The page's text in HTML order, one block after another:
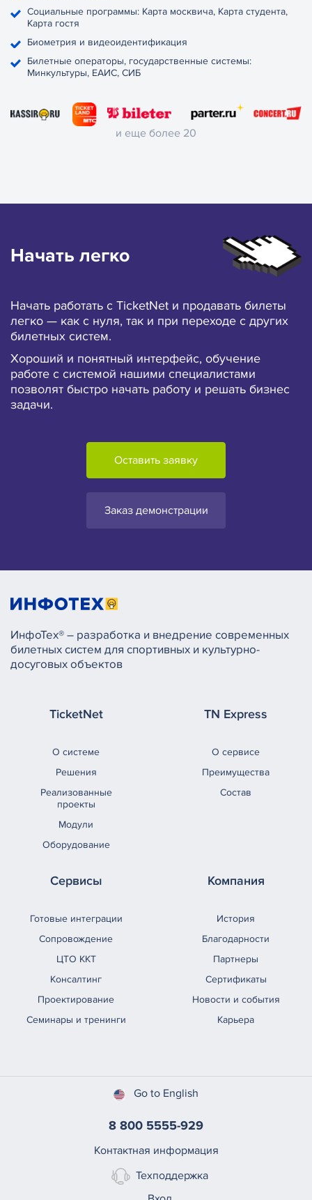
Социальные программы: Карта москвича, Карта студента,
Карта гостя
Биометрия и видеоидентификация
Билетные операторы, государственные системы:
Минкультуры, ЕАИС, СИБ
и еще более 20
Начать легко
Начать работать с TicketNet и продавать билеты
легко — как с нуля, так и при переходе с других
билетных систем.
Хороший и понятный интерфейс, обучение
работе с системой нашими специалистами
позволят быстро начать работу и решать бизнес
задачи.
Оставить заявку
Заказ демонстрации
ИнфоТех® – разработка и внедрение современных
билетных систем для спортивных и культурно-
досуговых объектов
TicketNet
О системе
Решения
Реализованные
проекты
Модули
Оборудование
TN Express
О сервисе
Преимущества
Состав
Сервисы
Готовые интеграции
Сопровождение
ЦТО ККТ
Консалтинг
Проектирование
Семинары и тренинги
Компания
История
Благодарности
Партнеры
Сертификаты
Новости и события
Карьера
Go to English
8 800 5555-929
Контактная информация
Техподдержка